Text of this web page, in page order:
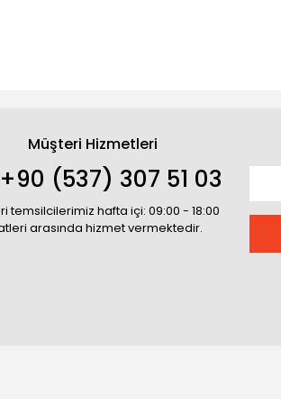
Müşteri Hizmetleri
+90 (537) 307 51 03
temsilcilerimiz hafta içi: 09:00 - 18:00
arasında hizmet vermektedir.